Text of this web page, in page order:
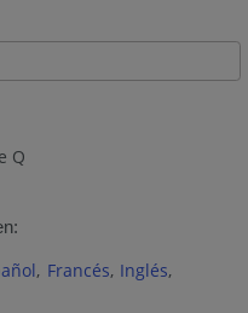
Q
Francés Inglés